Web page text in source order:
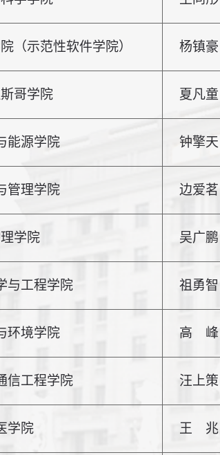
（示范性软件学院） 杨镇豪
哥学院 夏凡童
能源学院 钟擎天
管理学院 边爱茗
学院 吴广鹏
与工程学院 祖勇智
环境学院 高 峰
信工程学院 汪上策
学院 王 兆